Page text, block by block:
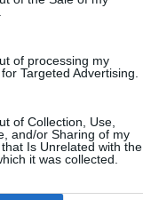
of processing my
Targeted Advertising.
of Collection, Use,
and/or Sharing of my
Is Unrelated with the
it was collected.